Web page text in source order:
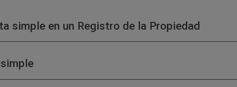
simple en un Registro de la Propiedad